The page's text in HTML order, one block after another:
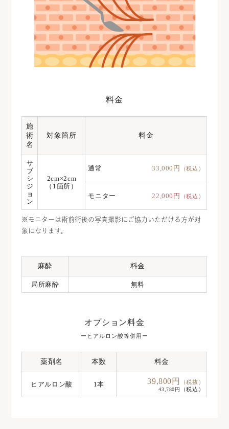
料金
施
術
名
対象箇所 料金
サ
ブ
シ
ジ
ョ
ン
2cm×2cm
（1箇所）
通常 33,000円 （税込）
モニター 22,000円 （税込）
※モニターは術前術後の写真撮影にご協力いただける方が対
象になります。
麻酔 料金
局所麻酔 無料
オプション料金
ーヒアルロン酸等併用ー
薬剤名 本数 料金
ヒアルロン酸 1本 39,800円 （税抜）
43,780円 （税込）